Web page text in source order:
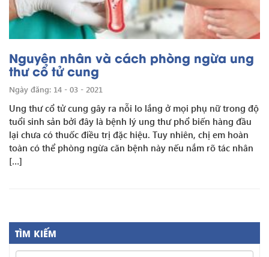
Nguyên nhân và cách phòng ngừa ung
thư cổ tử cung
Ngày đăng: 14 - 03 - 2021
Ung thư cổ tử cung gây ra nỗi lo lắng ở mọi phụ nữ trong độ
tuổi sinh sản bởi đây là bệnh lý ung thư phổ biến hàng đầu
lại chưa có thuốc điều trị đặc hiệu. Tuy nhiên, chị em hoàn
toàn có thể phòng ngừa căn bệnh này nếu nắm rõ tác nhân
[…]
TÌM KIẾM